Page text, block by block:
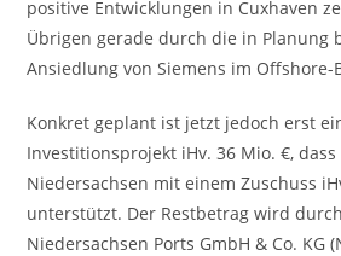
positive Entwicklungen in Cuxhaven
Übrigen gerade durch die in Planung
Ansiedlung von Siemens im Offshore-
Konkret geplant ist jetzt jedoch erst
Investitionsprojekt iHv. 36 Mio. €, dass
Niedersachsen mit einem Zuschuss
unterstützt. Der Restbetrag wird
Niedersachsen Ports GmbH & Co. KG